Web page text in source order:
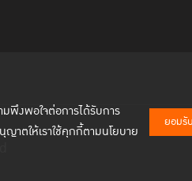
พึงพอใจต่อการได้รับการ
ญาตให้เราใช้คุกกี้ตามนโยบาย
ยอมรั